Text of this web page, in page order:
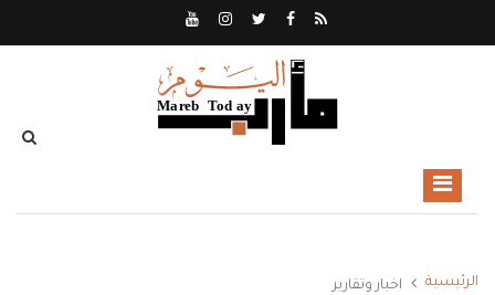
الرئيسية اخبار وتقارير